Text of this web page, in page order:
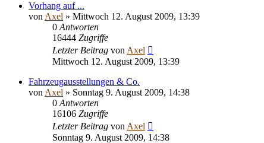
Vorhang auf ...
von Axel » Mittwoch 12. August 2009, 13:39
0 Antworten
16444 Zugriffe
Letzter Beitrag von Axel
Mittwoch 12. August 2009, 13:39
Fahrzeugausstellungen & Co.
von Axel » Sonntag 9. August 2009, 14:38
0 Antworten
16106 Zugriffe
Letzter Beitrag von Axel
Sonntag 9. August 2009, 14:38